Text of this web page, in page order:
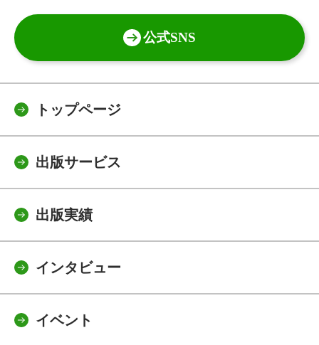
公式SNS
トップページ
出版サービス
出版実績
インタビュー
イベント